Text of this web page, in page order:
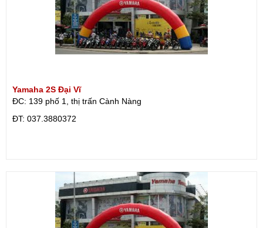
Yamaha 2S Đại Vĩ
ĐC: 139 phố 1, thị trấn Cành Nàng
ÐT: 037.3880372